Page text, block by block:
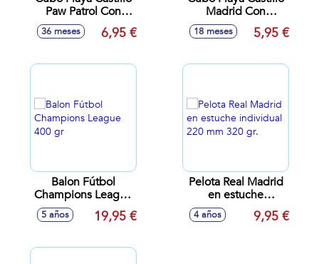
Paw Patrol Con
Cedazo,
Pala,Rastrillo,
Moldes.18 Cm
36 meses 6,95 €
Madrid Con
Cedazo,
Pala,Rastrillo Y
18 meses 5,95 €
Balon Fútbol
Champions League
400 gr
5 años 19,95 €
Pelota Real Madrid
en estuche
individual 220 mm
320 gr.
4 años 9,95 €